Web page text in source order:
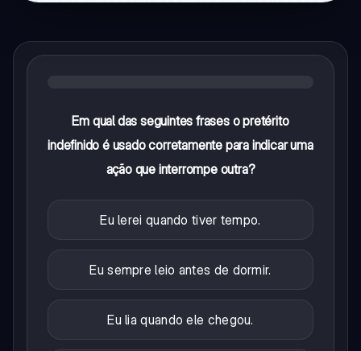
Em qual das seguintes frases o pretérito
indefinido é usado corretamente para indicar uma
ação que interrompe outra?
Eu lerei quando tiver tempo.
Eu sempre leio antes de dormir.
Eu lia quando ele chegou.